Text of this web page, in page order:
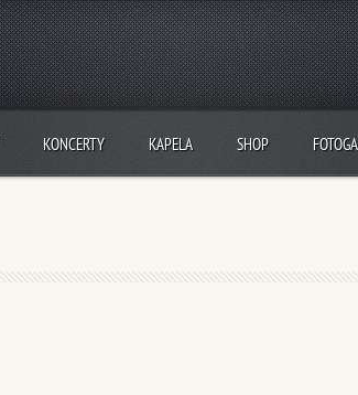
KONCERTY KAPELA SHOP